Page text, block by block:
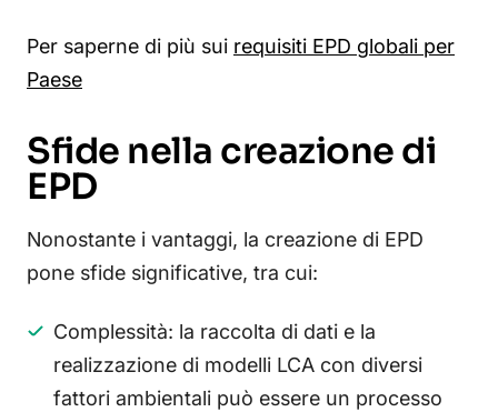
Per saperne di più sui requisiti EPD globali per
Paese
Sfide nella creazione di
EPD
Nonostante i vantaggi, la creazione di EPD
pone sfide significative, tra cui:
Complessità: la raccolta di dati e la
realizzazione di modelli LCA con diversi
fattori ambientali può essere un processo